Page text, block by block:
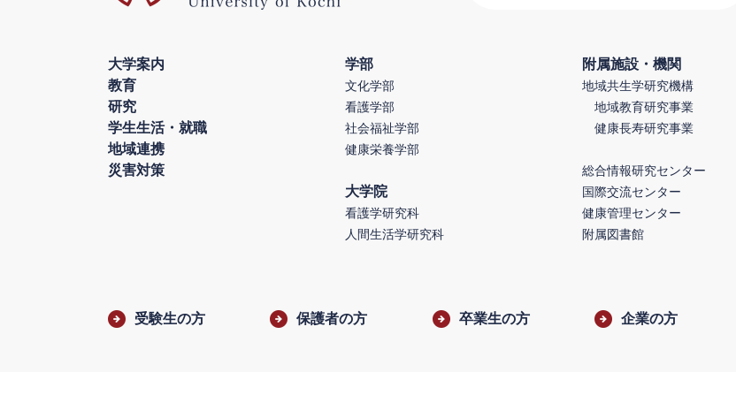
大学案内
教育
研究
学生生活・就職
地域連携
災害対策
学部
文化学部
看護学部
社会福祉学部
健康栄養学部
大学院
看護学研究科
人間生活学研究科
附属施設・機関
地域共生学研究機構
地域教育研究事業
健康長寿研究事業
総合情報研究センター
国際交流センター
健康管理センター
附属図書館
受験生の方 保護者の方 卒業生の方 企業の方